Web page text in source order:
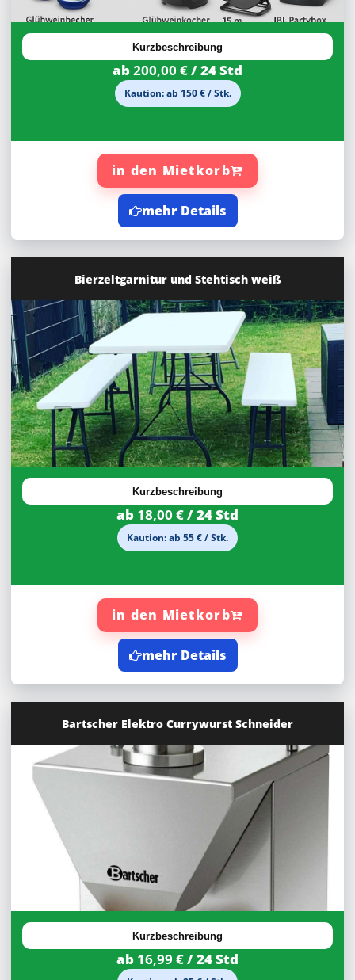
Kurzbeschreibung
ab200,00 €/ 24 Std
Kaution: ab 150 € / Stk.
in den Mietkorb
mehr Details
Bierzeltgarnitur und Stehtisch weiß
27,92%
Rabatt Kurzbeschreibung
ab 18,00 €/ 24 Std
Kaution: ab 55 € / Stk.
in den Mietkorb
mehr Details
Bartscher Elektro Currywurst Schneider
30%
Rabatt Kurzbeschreibung
ab 16,99 €/ 24 Std